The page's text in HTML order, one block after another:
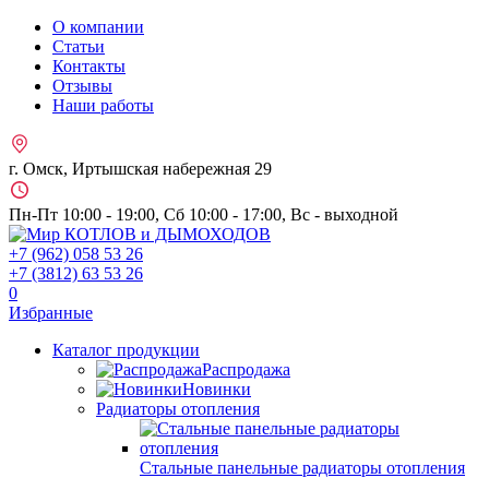
О компании
Статьи
Контакты
Отзывы
Наши работы
г. Омск, Иртышская набережная 29
Пн-Пт 10:00 - 19:00, Сб 10:00 - 17:00, Вс - выходной
+7 (962) 058 53 26
+7 (3812) 63 53 26
0
Избранные
Каталог продукции
Распродажа
Новинки
Радиаторы отопления
Стальные панельные радиаторы отопления